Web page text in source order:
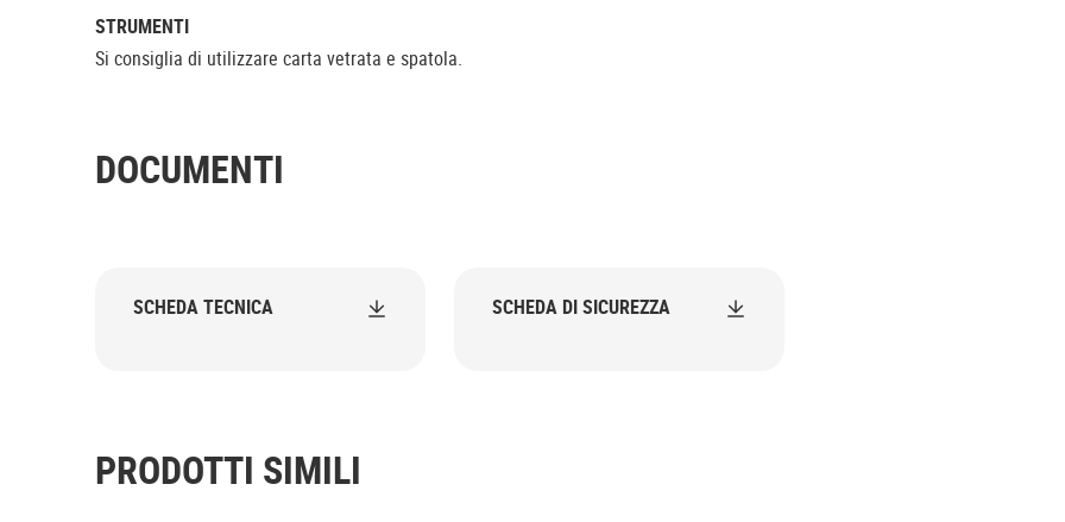
STRUMENTI
Si consiglia di utilizzare carta vetrata e spatola.
DOCUMENTI
SCHEDA TECNICA SCHEDA DI SICUREZZA
PRODOTTI SIMILI